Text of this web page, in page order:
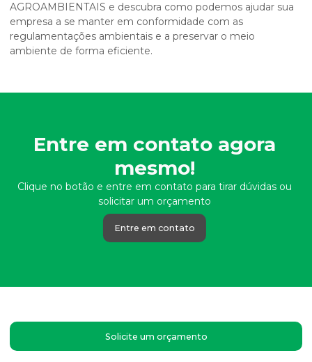
AGROAMBIENTAIS e descubra como podemos ajudar sua
empresa a se manter em conformidade com as
regulamentações ambientais e a preservar o meio
ambiente de forma eficiente.
Entre em contato agora
mesmo!
Clique no botão e entre em contato para tirar dúvidas ou
solicitar um orçamento
Entre em contato
Solicite um orçamento